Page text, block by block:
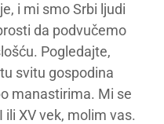
i mi smo Srbi ljudi
da podvučemo
Pogledajte,
svitu gospodina
manastirima. Mi se
XV vek, molim vas.